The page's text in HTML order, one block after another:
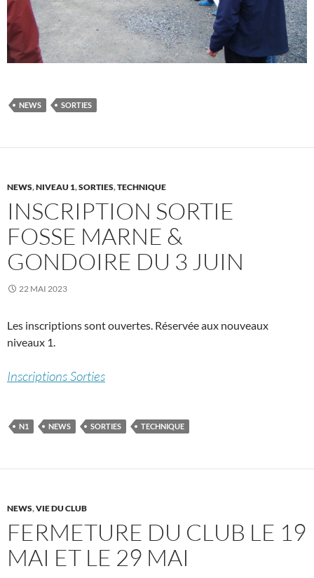
NEWS SORTIES
NEWS,NIVEAU 1,SORTIES,TECHNIQUE
INSCRIPTION SORTIE
FOSSE MARNE &
GONDOIRE DU 3 JUIN
22 MAI 2023
Les inscriptions sont ouvertes. Réservée aux nouveaux
niveaux 1.
Inscriptions Sorties
N1 NEWS SORTIES TECHNIQUE
NEWS,VIE DU CLUB
FERMETURE DU CLUB LE 19
MAI ET LE 29 MAI